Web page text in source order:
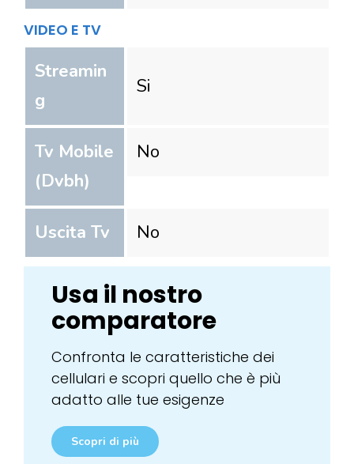
VIDEO E TV
Streamin
g
Si
Tv Mobile
(Dvbh)
No
Uscita Tv No
Usa il nostro
comparatore
Confronta le caratteristiche dei
cellulari e scopri quello che è più
adatto alle tue esigenze
Scopri di più